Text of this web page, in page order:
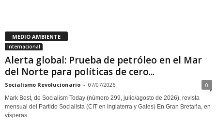
MEDIO AMBIENTE
Internacional
Alerta global: Prueba de petróleo en el Mar
del Norte para políticas de cero...
Socialismo Revolucionario - 07/07/2026 0
Mark Best, de Socialism Today (número 299, julio/agosto de 2026), revista
mensual del Partido Socialista (CIT en Inglaterra y Gales) En Gran Bretaña, en
vísperas...